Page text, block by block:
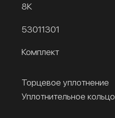
8К
53011301
Комплект
Торцевое уплотнение
Уплотнительное кольцо